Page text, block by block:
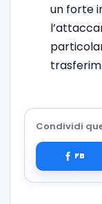
un forte
Condividi